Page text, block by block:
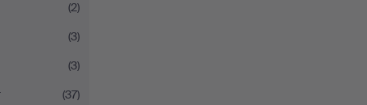
(2)
(3)
(3)
(37)